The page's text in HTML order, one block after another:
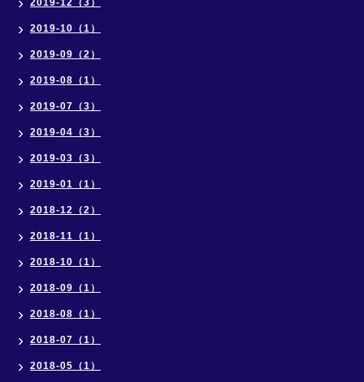
2019-12（3）
2019-10（1）
2019-09（2）
2019-08（1）
2019-07（3）
2019-04（3）
2019-03（3）
2019-01（1）
2018-12（2）
2018-11（1）
2018-10（1）
2018-09（1）
2018-08（1）
2018-07（1）
2018-05（1）